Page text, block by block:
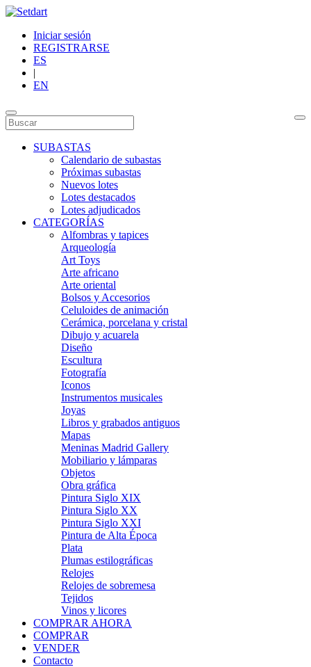
Iniciar sesión
REGISTRARSE
ES
|
EN
SUBASTAS
Calendario de subastas
Próximas subastas
Nuevos lotes
Lotes destacados
Lotes adjudicados
CATEGORÍAS
Alfombras y tapices
Arqueología
Art Toys
Arte africano
Arte oriental
Bolsos y Accesorios
Celuloides de animación
Cerámica, porcelana y cristal
Dibujo y acuarela
Diseño
Escultura
Fotografía
Iconos
Instrumentos musicales
Joyas
Libros y grabados antiguos
Mapas
Meninas Madrid Gallery
Mobiliario y lámparas
Objetos
Obra gráfica
Pintura Siglo XIX
Pintura Siglo XX
Pintura Siglo XXI
Pintura de Alta Época
Plata
Plumas estilográficas
Relojes
Relojes de sobremesa
Tejidos
Vinos y licores
COMPRAR AHORA
COMPRAR
VENDER
Contacto